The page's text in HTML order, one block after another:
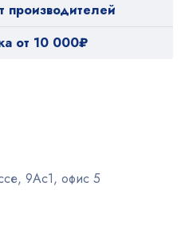
производителей
от 10 000₽
9Ас1, офис 5